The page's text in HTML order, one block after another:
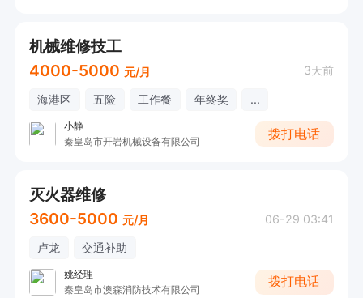
机械维修技工
4000-5000 元/月 3天前
海港区 五险 工作餐 年终奖 ...
小静
秦皇岛市开岩机械设备有限公司
拨打电话
灭火器维修
3600-5000 元/月 06-29 03:41
卢龙 交通补助
姚经理
秦皇岛市澳森消防技术有限公司
拨打电话